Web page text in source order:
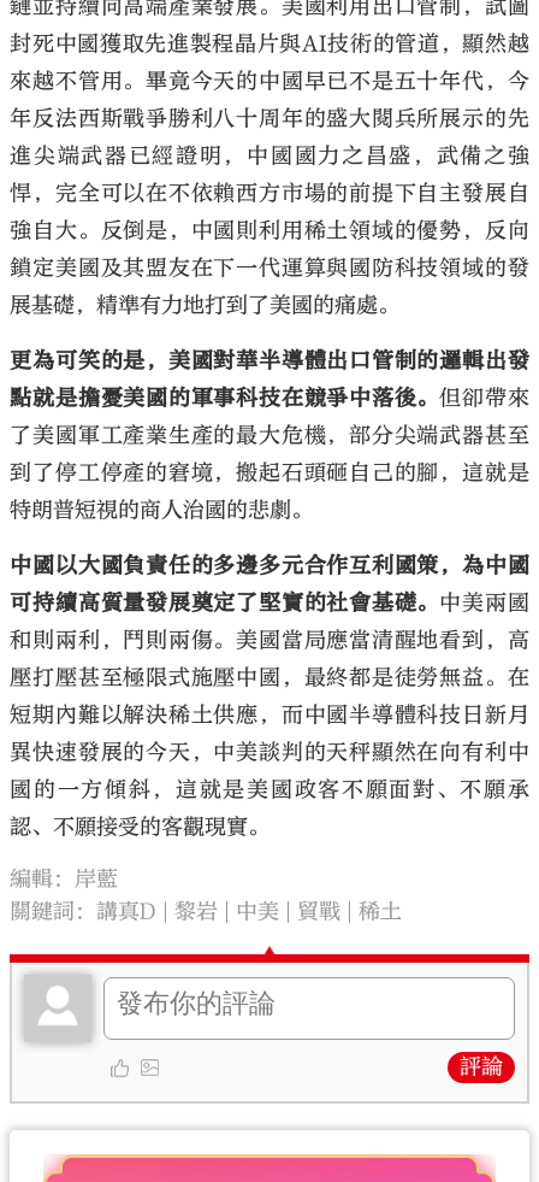
鏈並持續向高端產業發展。美國利用出口管制，試圖
封死中國獲取先進製程晶片與AI技術的管道，顯然越
來越不管用。畢竟今天的中國早已不是五十年代，今
年反法西斯戰爭勝利八十周年的盛大閱兵所展示的先
進尖端武器已經證明，中國國力之昌盛，武備之強
悍，完全可以在不依賴西方市場的前提下自主發展自
強自大。反倒是，中國則利用稀土領域的優勢，反向
鎖定美國及其盟友在下一代運算與國防科技領域的發
展基礎，精準有力地打到了美國的痛處。
更為可笑的是，美國對華半導體出口管制的邏輯出發
點就是擔憂美國的軍事科技在競爭中落後。但卻帶來
了美國軍工產業生產的最大危機，部分尖端武器甚至
到了停工停產的窘境，搬起石頭砸自己的腳，這就是
特朗普短視的商人治國的悲劇。
中國以大國負責任的多邊多元合作互利國策，為中國
可持續高質量發展奠定了堅實的社會基礎。 中美兩國
和則兩利，鬥則兩傷。美國當局應當清醒地看到，高
壓打壓甚至極限式施壓中國，最終都是徒勞無益。在
短期內難以解決稀土供應，而中國半導體科技日新月
異快速發展的今天，中美談判的天秤顯然在向有利中
國的一方傾斜，這就是美國政客不願面對、不願承
認、不願接受的客觀現實。
編輯：岸藍
關鍵詞：講真D 黎岩 中美 貿戰 稀土
評論